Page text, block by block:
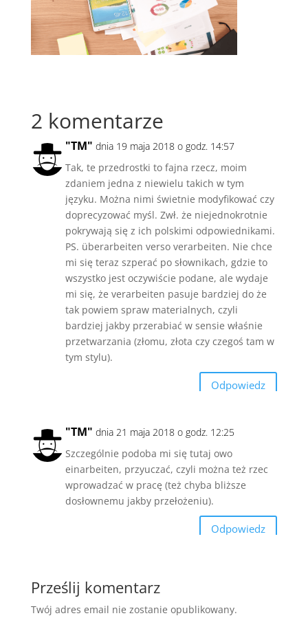
2 komentarze
"TM" dnia 19 maja 2018 o godz. 14:57
Tak, te przedrostki to fajna rzecz, moim
zdaniem jedna z niewielu takich w tym
języku. Można nimi świetnie modyfikować czy
doprecyzować myśl. Zwł. że niejednokrotnie
pokrywają się z ich polskimi odpowiednikami.
PS. überarbeiten verso verarbeiten. Nie chce
mi się teraz szperać po słownikach, gdzie to
wszystko jest oczywiście podane, ale wydaje
mi się, że verarbeiten pasuje bardziej do że
tak powiem spraw materialnych, czyli
bardziej jakby przerabiać w sensie właśnie
przetwarzania (złomu, złota czy czegoś tam w
tym stylu).
Odpowiedz
"TM" dnia 21 maja 2018 o godz. 12:25
Szczególnie podoba mi się tutaj owo
einarbeiten, przyuczać, czyli można też rzec
wprowadzać w pracę (też chyba bliższe
dosłownemu jakby przełożeniu).
Odpowiedz
Prześlij komentarz
Twój adres email nie zostanie opublikowany.